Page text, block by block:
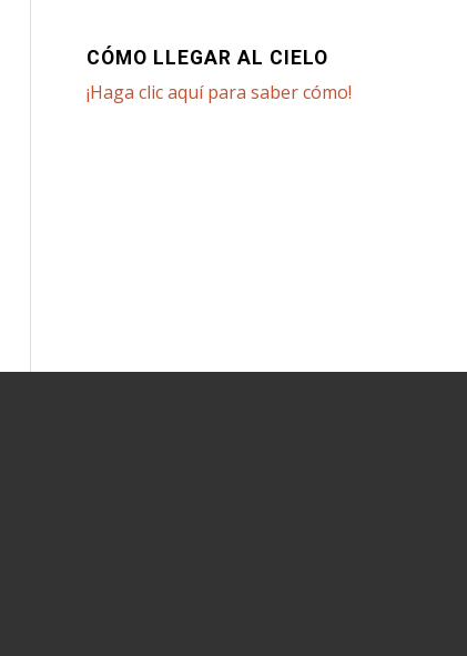
CÓMO LLEGAR AL CIELO
¡Haga clic aquí para saber cómo!